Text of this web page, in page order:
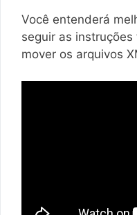
Você entenderá
seguir as
mover os arquivos